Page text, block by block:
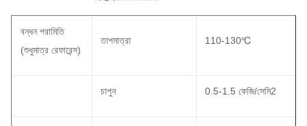
বন্ধন পরামিতি
(শুধুমাত্র রেফারেন্স)
তাপমাত্রা 110-130℃
চাপুন 0.5-1.5 কেজি/সেমি2